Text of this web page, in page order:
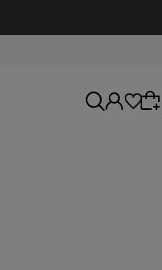
przywrócić dodane